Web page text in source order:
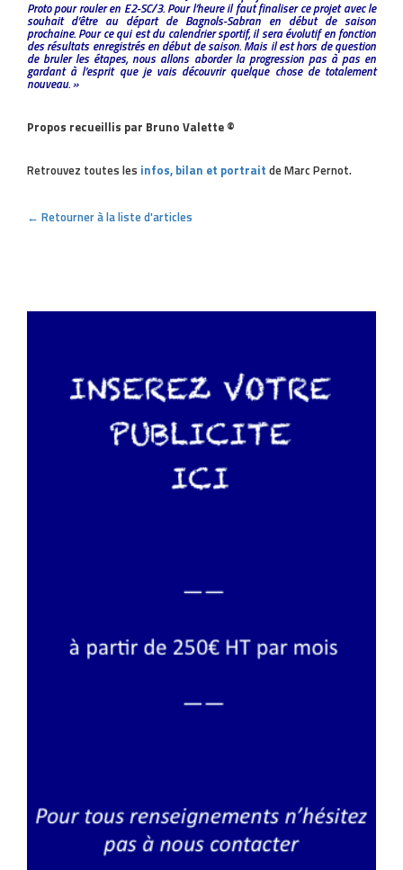
Proto pour rouler en E2-SC/3. Pour l’heure il faut finaliser ce projet avec le
souhait d’être au départ de Bagnols-Sabran en début de saison
prochaine. Pour ce qui est du calendrier sportif, il sera évolutif en fonction
des résultats enregistrés en début de saison. Mais il est hors de question
de bruler les étapes, nous allons aborder la progression pas à pas en
gardant à l’esprit que je vais découvrir quelque chose de totalement
nouveau. »
Propos recueillis par Bruno Valette ©
Retrouvez toutes les infos, bilan et portrait de Marc Pernot.
← Retourner à la liste d'articles